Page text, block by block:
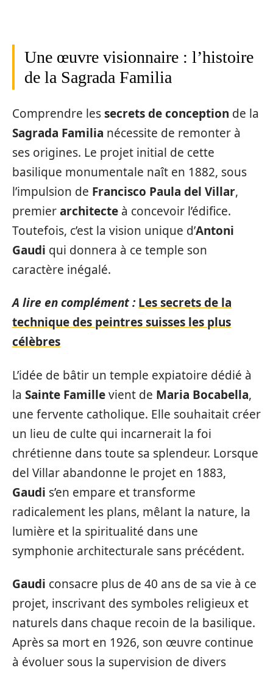
Une œuvre visionnaire : l’histoire
de la Sagrada Familia
Comprendre lessecrets de conception de la
Sagrada Familia nécessite de remonter à
ses origines. Le projet initial de cette
basilique monumentale naît en 1882, sous
l’impulsion de Francisco Paula del Villar,
premierarchitecte à concevoir l’édifice.
Toutefois, c’est la vision unique d’Antoni
Gaudi qui donnera à ce temple son
caractère inégalé.
A lire en complément : Les secrets de la
technique des peintres suisses les plus
célèbres
L’idée de bâtir un temple expiatoire dédié à
la Sainte Famillevient de Maria Bocabella,
une fervente catholique. Elle souhaitait créer
un lieu de culte qui incarnerait la foi
chrétienne dans toute sa splendeur. Lorsque
del Villar abandonne le projet en 1883,
Gaudi s’en empare et transforme
radicalement les plans, mêlant la nature, la
lumière et la spiritualité dans une
symphonie architecturale sans précédent.
Gaudi consacre plus de 40 ans de sa vie à ce
projet, inscrivant des symboles religieux et
naturels dans chaque recoin de la basilique.
Après sa mort en 1926, son œuvre continue
à évoluer sous la supervision de divers